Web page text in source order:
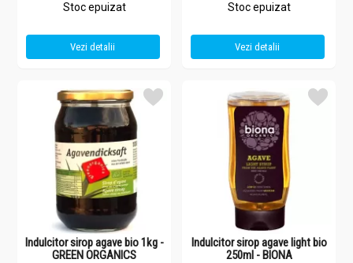
Stoc epuizat
Vezi detalii
Stoc epuizat
Vezi detalii
Indulcitor sirop agave bio 1kg -
GREEN ORGANICS
Indulcitor sirop agave light bio
250ml - BIONA